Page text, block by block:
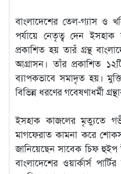
বাংলাদেশের তেল-গ্যাস ও
পর্যায়ে নেতৃত্ব দেন
প্রকাশিত হয় তারঁ গ্রন্থ
আগ্রাসন। তাঁর প্রকাশিত
ব্যাপকভাবে সমাদৃত হয়।
বিভিন্ন ধরণের গবেষণাধর্মী
ইসহাক কাজলের মৃত্যুতে
মাগফেরাত কামনা করে
জানিয়েছেন সাবেক চিফ
বাংলাদেশের ওয়ার্কার্স